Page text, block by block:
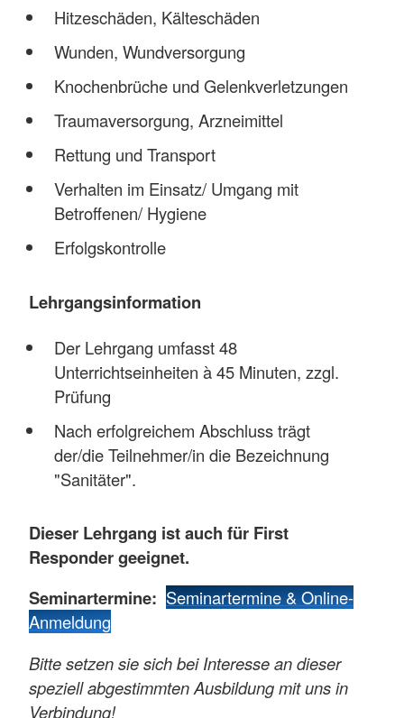
Hitzeschäden, Kälteschäden
Wunden, Wundversorgung
Knochenbrüche und Gelenkverletzungen
Traumaversorgung, Arzneimittel
Rettung und Transport
Verhalten im Einsatz/ Umgang mit
Betroffenen/ Hygiene
Erfolgskontrolle
Lehrgangsinformation
Der Lehrgang umfasst 48
Unterrichtseinheiten à 45 Minuten, zzgl.
Prüfung
Nach erfolgreichem Abschluss trägt
der/die Teilnehmer/in die Bezeichnung
"Sanitäter".
Dieser Lehrgang ist auch für First
Responder geeignet.
Seminartermine: Seminartermine & Online-
Anmeldung
Bitte setzen sie sich bei Interesse an dieser
speziell abgestimmten Ausbildung mit uns in
Verbindung!